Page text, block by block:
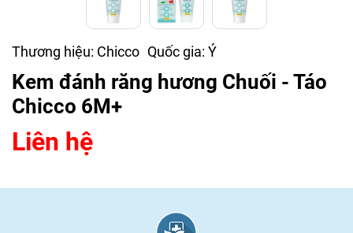
Thương hiệu: Chicco Quốc gia: Ý
Kem đánh răng hương Chuối - Táo
Chicco 6M+
Liên hệ